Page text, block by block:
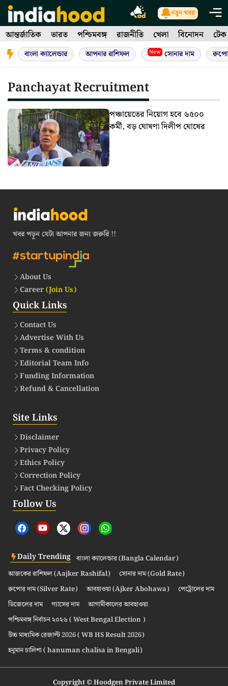
Skip
to
content
নতুন খবর
আন্তর্জাতিক ভারত পশ্চিমবঙ্গ রাজনীতি খেলা বিনোদন টেক
বাংলা ক্যালেন্ডার আপনার রাশিফল New সোনার দাম
Panchayat Recruitment
পঞ্চায়েতের নিয়োগ হবে ৬৫০০
কর্মী, বড় ঘোষণা দিলীপ ঘোষের
খবর পড়ুন যেটা আপনার জন্য জরুরি !!
About Us
Career(Join Us)
Quick Links
Contact Us
Advertise With Us
Terms & condition
Editorial Team Info
Funding Information
Refund & Cancellation
Site Links
Disclaimer
Privacy Policy
Ethics Policy
Correction Policy
Fact Checking Policy
Follow Us
Daily Trending বাংলা ক্যালেন্ডার (Bangla Calendar)
আজকের রাশিফল (Aajker Rashifal)
সোনার দাম (Gold Rate)
রুপোর দাম (Silver Rate)
আবহাওয়া (Ajker Abohawa)
পেট্রোলের দাম
ডিজেলের দাম
গ্যাসের দাম
আগামীকালের আবহাওয়া
পশ্চিমবঙ্গ নির্বাচন ২০২৬ ( West Bengal Election )
উচ্চ মাধ্যমিক রেজাল্ট 2026 ( WB HS Result 2026)
হনুমান চালিশা ( hanuman chalisa in Bengali)
Copyright © Hoodgen Private Limited